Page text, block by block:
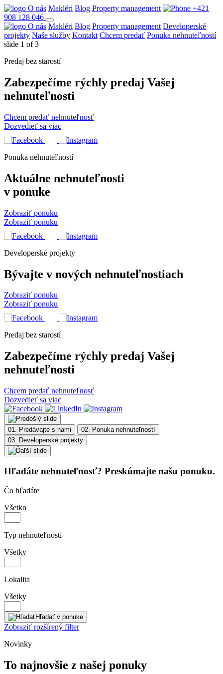
O nás Makléri Blog Property management
+421
908 128 046
O nás Makléri Blog Property management Developerské
projekty Naše služby Kontakt Chcem predať Ponuka nehnuteľností
slide 1 of 3
Predaj bez starostí
Zabezpečíme rýchly predaj Vašej
nehnuteľnosti
Chcem predať nehnuteľnosť
Dozvedieť sa viac
Ponuka nehnuteľností
Aktuálne nehnuteľnosti
v ponuke
Zobraziť ponuku
Zobraziť ponuku
Developerské projekty
Bývajte v nových nehnuteľnostiach
Zobraziť ponuku
Zobraziť ponuku
Predaj bez starostí
Zabezpečíme rýchly predaj Vašej
nehnuteľnosti
Chcem predať nehnuteľnosť
Dozvedieť sa viac
01. Predávajte s nami 02. Ponuka nehnuteľností
03. Developerské projekty
Hľadáte nehnuteľnosť? Preskúmajte našu ponuku.
Čo hľadáte
Všetko
Typ nehnuteľnosti
Všetky
Lokalita
Všetky
Hľadať v ponuke
Zobraziť rozšírený filter
Novinky
To najnovšie z našej ponuky